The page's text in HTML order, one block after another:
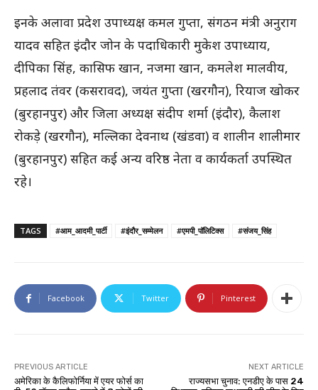
इनके अलावा प्रदेश उपाध्यक्ष कमल गुप्ता, संगठन मंत्री अनुराग
यादव सहित इंदौर जोन के पदाधिकारी मुकेश उपाध्याय,
दीपिका सिंह, कासिफ खान, नजमा खान, कमलेश मालवीय,
प्रहलाद तंवर (कसरावद), जयंत गुप्ता (खरगौन), रियाज खोकर
(बुरहानपुर) और जिला अध्यक्ष संदीप शर्मा (इंदौर), कैलाश
रोकड़े (खरगौन), मल्लिका देवनाथ (खंडवा) व शालीन शालीमार
(बुरहानपुर) सहित कई अन्य वरिष्ठ नेता व कार्यकर्ता उपस्थित
रहे।
TAGS #आम_आदमी_पार्टी #इंदौर_सम्मेलन #एमपी_पॉलिटिक्स #संजय_सिंह
Facebook Twitter Pinterest
PREVIOUS ARTICLE
अमेरिका के कैलिफोर्निया में एयर फोर्स का
NEXT ARTICLE
राज्यसभा चुनाव: एनडीए के पास 24